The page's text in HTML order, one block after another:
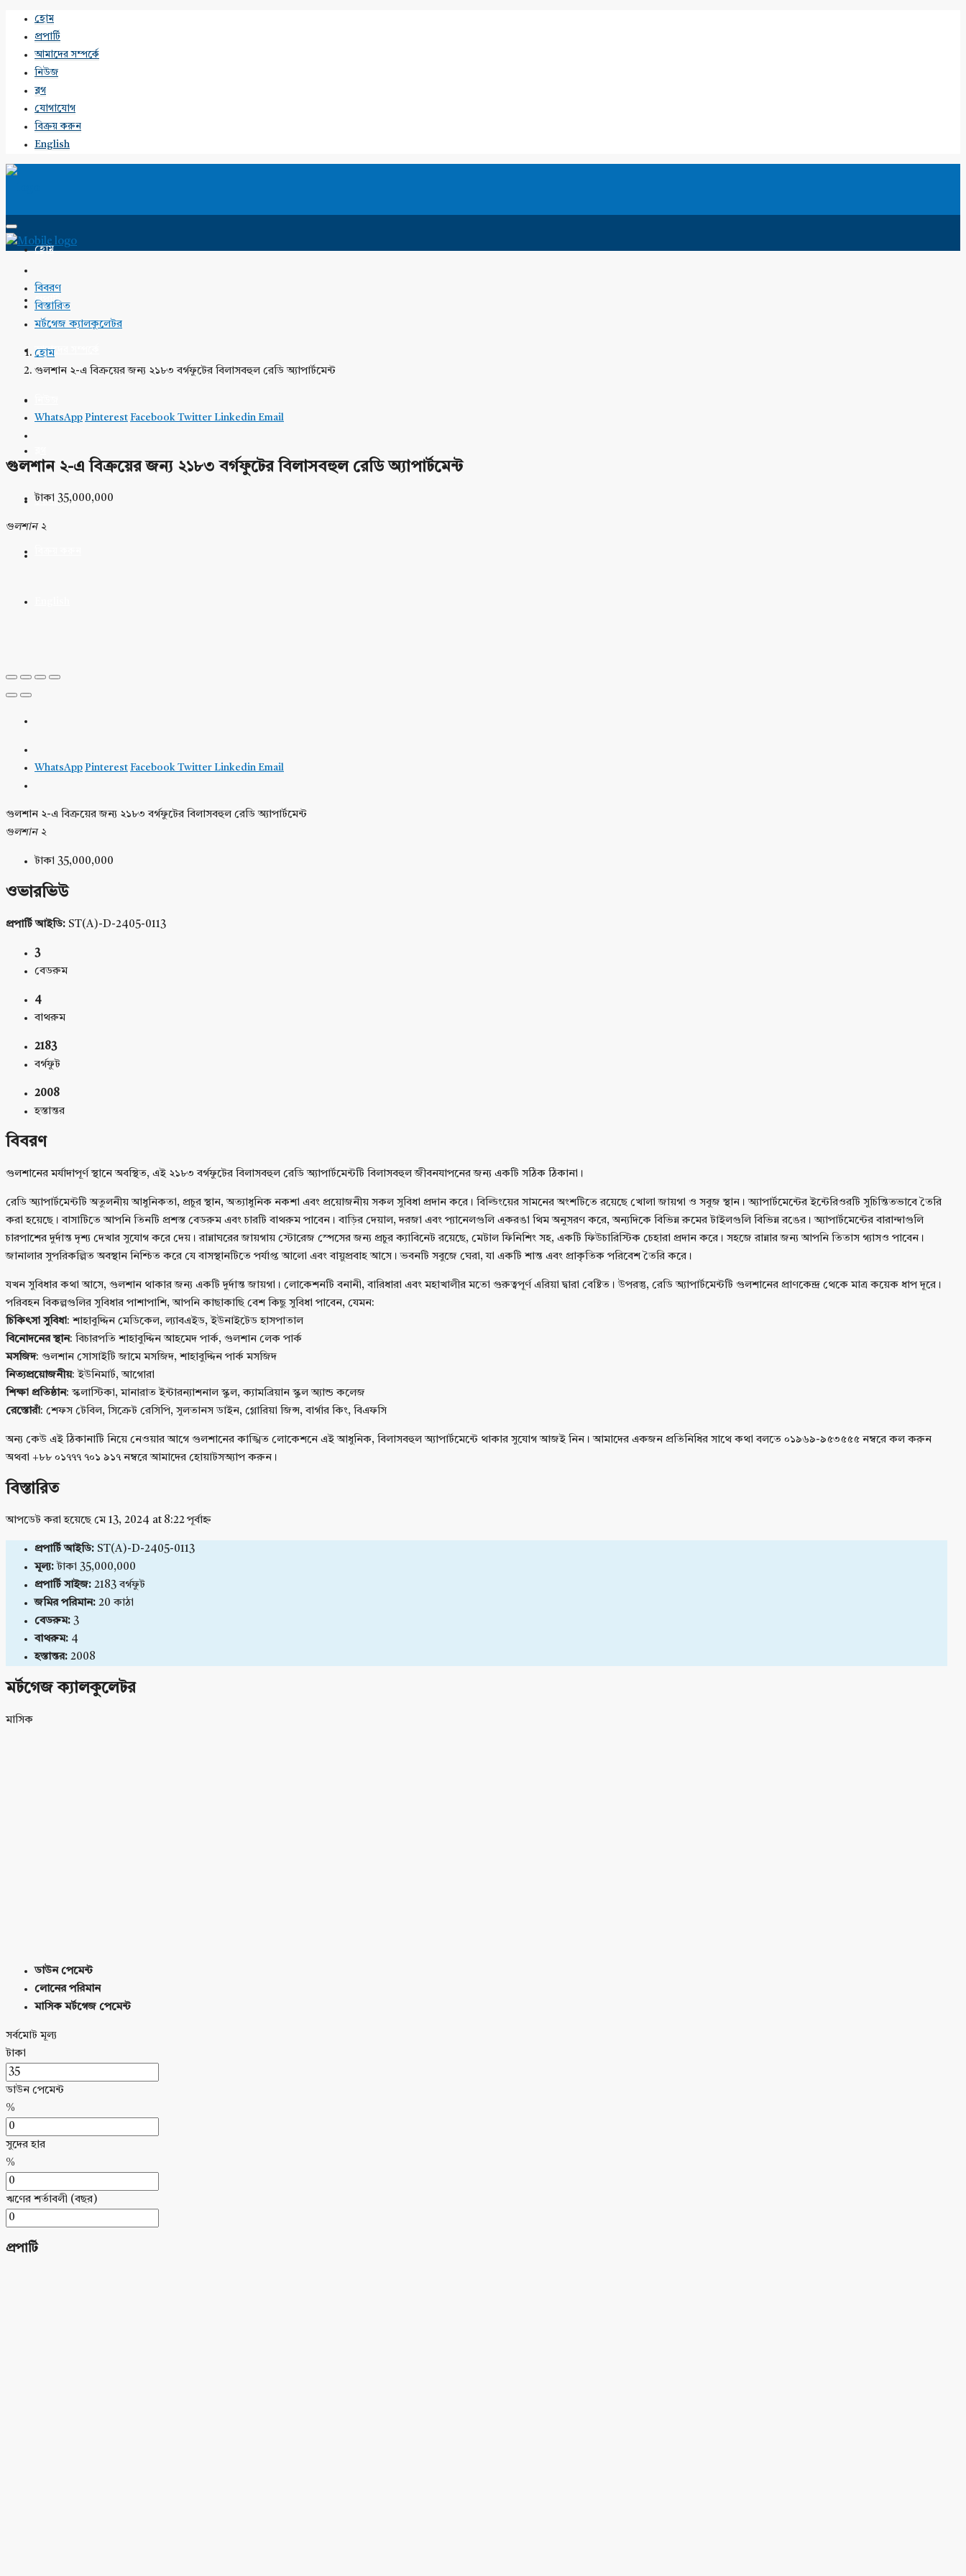
হোম
প্রপার্টি
আমাদের সম্পর্কে
নিউজ
ব্লগ
যোগাযোগ
বিক্রয় করুন
English
হোম
প্রপার্টি
আমাদের সম্পর্কে
যোগাযোগ
বিবরণ
বিস্তারিত
মর্টগেজ ক্যালকুলেটর
হোম
গুলশান ২-এ বিক্রয়ের জন্য ২১৮৩ বর্গফুটের বিলাসবহুল রেডি অ্যাপার্টমেন্ট
WhatsApp Pinterest Facebook Twitter Linkedin Email
গুলশান ২-এ বিক্রয়ের জন্য ২১৮৩ বর্গফুটের বিলাসবহুল রেডি অ্যাপার্টমেন্ট
টাকা 35,000,000
গুলশান ২
WhatsApp Pinterest Facebook Twitter Linkedin Email
গুলশান ২-এ বিক্রয়ের জন্য ২১৮৩ বর্গফুটের বিলাসবহুল রেডি অ্যাপার্টমেন্ট
গুলশান ২
টাকা 35,000,000
ওভারভিউ
প্রপার্টি আইডি: ST(A)-D-2405-0113
3
বেডরুম
4
বাথরুম
2183
বর্গফুট
2008
হস্তান্তর
বিবরণ
গুলশানের মর্যাদাপূর্ণ স্থানে অবস্থিত, এই ২১৮৩ বর্গফুটের বিলাসবহুল রেডি অ্যাপার্টমেন্টটি বিলাসবহুল জীবনযাপনের জন্য একটি সঠিক ঠিকানা।
রেডি অ্যাপার্টমেন্টটি অতুলনীয় আধুনিকতা, প্রচুর স্থান, অত্যাধুনিক নকশা এবং প্রয়োজনীয় সকল সুবিধা প্রদান করে। বিল্ডিংয়ের সামনের অংশটিতে রয়েছে খোলা জায়গা ও সবুজ স্থান। অ্যাপার্টমেন্টের ইন্টেরিওরটি সুচিন্তিতভাবে তৈরি
করা হয়েছে। বাসাটিতে আপনি তিনটি প্রশস্ত বেডরুম এবং চারটি বাথরুম পাবেন। বাড়ির দেয়াল, দরজা এবং প্যানেলগুলি একরঙা থিম অনুসরণ করে, অন্যদিকে বিভিন্ন রুমের টাইলগুলি বিভিন্ন রঙের। অ্যাপার্টমেন্টের বারান্দাগুলি
চারপাশের দুর্দান্ত দৃশ্য দেখার সুযোগ করে দেয়। রান্নাঘরের জায়গায় স্টোরেজ স্পেসের জন্য প্রচুর ক্যাবিনেট রয়েছে, মেটাল ফিনিশিং সহ, একটি ফিউচারিস্টিক চেহারা প্রদান করে। সহজে রান্নার জন্য আপনি তিতাস গ্যাসও পাবেন।
জানালার সুপরিকল্পিত অবস্থান নিশ্চিত করে যে বাসস্থানটিতে পর্যাপ্ত আলো এবং বায়ুপ্রবাহ আসে। ভবনটি সবুজে ঘেরা, যা একটি শান্ত এবং প্রাকৃতিক পরিবেশ তৈরি করে।
যখন সুবিধার কথা আসে, গুলশান থাকার জন্য একটি দুর্দান্ত জায়গা। লোকেশনটি বনানী, বারিধারা এবং মহাখালীর মতো গুরুত্বপূর্ণ এরিয়া দ্বারা বেষ্টিত। উপরন্তু, রেডি অ্যাপার্টমেন্টটি গুলশানের প্রাণকেন্দ্র থেকে মাত্র কয়েক ধাপ দূরে।
পরিবহন বিকল্পগুলির সুবিধার পাশাপাশি, আপনি কাছাকাছি বেশ কিছু সুবিধা পাবেন, যেমন:
চিকিৎসা সুবিধা: শাহাবুদ্দিন মেডিকেল, ল্যাবএইড, ইউনাইটেড হাসপাতাল
বিনোদনের স্থান: বিচারপতি শাহাবুদ্দিন আহমেদ পার্ক, গুলশান লেক পার্ক
মসজিদ: গুলশান সোসাইটি জামে মসজিদ, শাহাবুদ্দিন পার্ক মসজিদ
নিত্যপ্রয়োজনীয়: ইউনিমার্ট, আগোরা
শিক্ষা প্রতিষ্ঠান: স্কলাস্টিকা, মানারাত ইন্টারন্যাশনাল স্কুল, ক্যামব্রিয়ান স্কুল অ্যান্ড কলেজ
রেস্তোরাঁ: শেফস টেবিল, সিক্রেট রেসিপি, সুলতানস ডাইন, গ্লোরিয়া জিন্স, বার্গার কিং, বিএফসি
অন্য কেউ এই ঠিকানাটি নিয়ে নেওয়ার আগে গুলশানের কাঙ্খিত লোকেশনে এই আধুনিক, বিলাসবহুল অ্যাপার্টমেন্টে থাকার সুযোগ আজই নিন। আমাদের একজন প্রতিনিধির সাথে কথা বলতে ০১৯৬৯-৯৫৩৫৫৫ নম্বরে কল করুন
অথবা +৮৮ ০১৭৭৭ ৭০১ ৯১৭ নম্বরে আমাদের হোয়াটসঅ্যাপ করুন।
বিস্তারিত
আপডেট করা হয়েছে মে 13, 2024 at 8:22 পূর্বাহ্ন
প্রপার্টি আইডি: ST(A)-D-2405-0113
মূল্য: টাকা 35,000,000
প্রপার্টি সাইজ: 2183 বর্গফুট
জমির পরিমান: 20 কাঠা
বেডরুম: 3
বাথরুম: 4
হস্তান্তর: 2008
মর্টগেজ ক্যালকুলেটর
মাসিক
ডাউন পেমেন্ট
লোনের পরিমান
মাসিক মর্টগেজ পেমেন্ট
সর্বমোট মূল্য
টাকা
ডাউন পেমেন্ট
%
সুদের হার
%
ঋণের শর্তাবলী (বছর)
প্রপার্টি